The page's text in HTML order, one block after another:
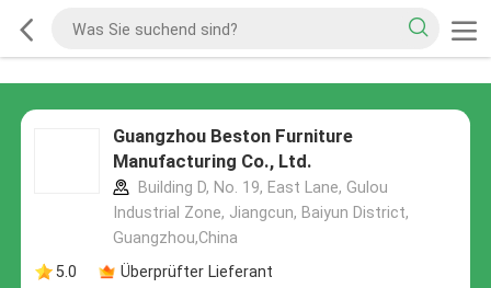
Guangzhou Beston Furniture
Manufacturing Co., Ltd.
Building D, No. 19, East Lane, Gulou
Industrial Zone, Jiangcun, Baiyun District,
Guangzhou,China
5.0
Überprüfter Lieferant